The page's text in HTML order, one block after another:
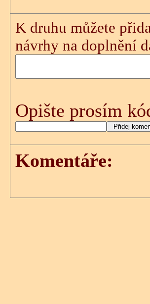
K druhu můžete
návrhy na doplnění
Opište prosím
Komentáře: